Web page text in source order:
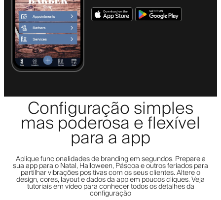
Configuração simples
mas poderosa e flexível
para a app
Aplique funcionalidades de branding em segundos. Prepare a
sua app para o Natal, Halloween, Páscoa e outros feriados para
partilhar vibrações positivas com os seus clientes. Altere o
design, cores, layout e dados da app em poucos cliques. Veja
tutoriais em vídeo para conhecer todos os detalhes da
configuração